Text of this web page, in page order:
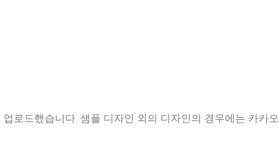
로드했습니다. 샘플 디자인 외의 디자인의 경우에는 카카